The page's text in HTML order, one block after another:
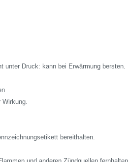
unter Druck: kann bei Erwärmung bersten.
Wirkung.
bereithalten.